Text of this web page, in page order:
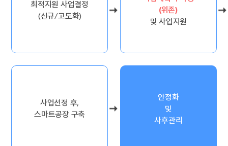
최적지원 사업결정
(신규/고도화)
(위존)
및 사업지원
사업선정 후,
스마트공장 구축
안정화
및
사후관리